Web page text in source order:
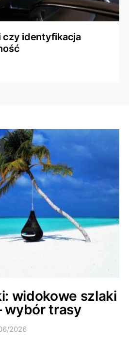
czy identyfikacja
widokowe szlaki
wybór trasy
2026